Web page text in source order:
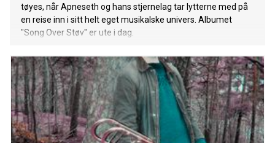
tøyes, når Apneseth og hans stjernelag tar lytterne med på
en reise inn i sitt helt eget musikalske univers. Albumet
"Song Over Støv" er ute i dag.